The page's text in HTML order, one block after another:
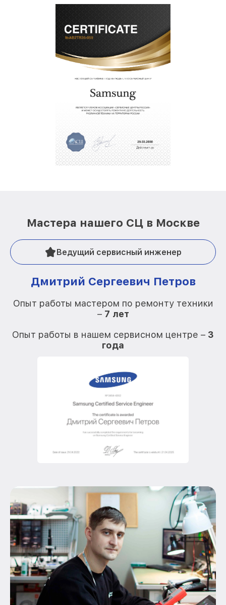
Мастера нашего СЦ в Москве
Ведущий сервисный инженер
Дмитрий Сергеевич Петров
Опыт работы мастером по ремонту техники
– 7 лет
Опыт работы в нашем сервисном центре – 3
года